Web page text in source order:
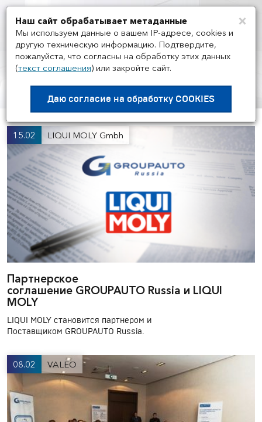
НОВОСТИ/ НОВОСТИ ГРУППЫ И
РЫНКА
15.02 LIQUI MOLY Gmbh
Партнерское
соглашение GROUPAUTO Russia и LIQUI
MOLY
LIQUI MOLY становится партнером и
Поставщиком GROUPAUTO Russia.
08.02 VALEO
×
Наш сайт обрабатывает метаданные
Мы используем данные о вашем IP-адресе, cookies и
другую техническую информацию. Подтвердите,
пожалуйста, что согласны на обработку этих данных
(текст соглашения) или закройте сайт.
Даю согласие на обработку COOKIES